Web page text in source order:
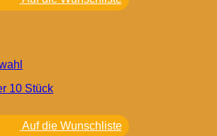
Auf die Wunschliste